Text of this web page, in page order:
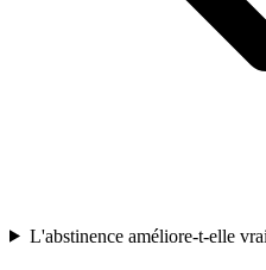
L'abstinence améliore-t-elle